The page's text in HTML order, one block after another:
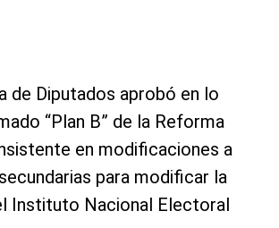
de Diputados aprobó en lo
“Plan B” de la Reforma
en modificaciones a
para modificar la
Instituto Nacional Electoral